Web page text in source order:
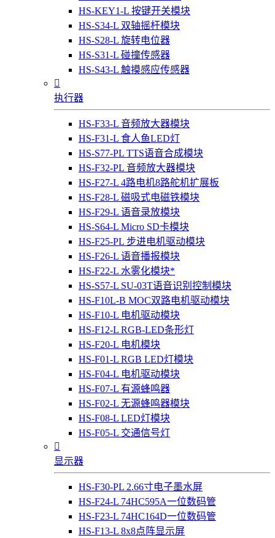
HS-KEY1-L 按键开关模块
HS-S34-L 双轴摇杆模块
HS-S28-L 旋转电位器
HS-S31-L 碰撞传感器
HS-S43-L 触摸感应传感器

执行器
HS-F33-L 音频放大器模块
HS-F31-L 食人鱼LED灯
HS-S77-PL TTS语音合成模块
HS-F32-PL 音频放大器模块
HS-F27-L 4路电机8路舵机扩展板
HS-F28-L 磁吸式电磁铁模块
HS-F29-L 语音录放模块
HS-S64-L Micro SD卡模块
HS-F25-PL 步进电机驱动模块
HS-F26-L 语音播报模块
HS-F22-L 水雾化模块*
HS-S57-L SU-03T语音识别控制模块
HS-F10L-B MOC双路电机驱动模块
HS-F10-L 电机驱动模块
HS-F12-L RGB-LED条形灯
HS-F20-L 电机模块
HS-F01-L RGB LED灯模块
HS-F04-L 电机驱动模块
HS-F07-L 有源蜂鸣器
HS-F02-L 无源蜂鸣器模块
HS-F08-L LED灯模块
HS-F05-L 交通信号灯

显示器
HS-F30-PL 2.66寸电子墨水屏
HS-F24-L 74HC595A一位数码管
HS-F23-L 74HC164D一位数码管
HS-F13-L 8x8点阵显示屏